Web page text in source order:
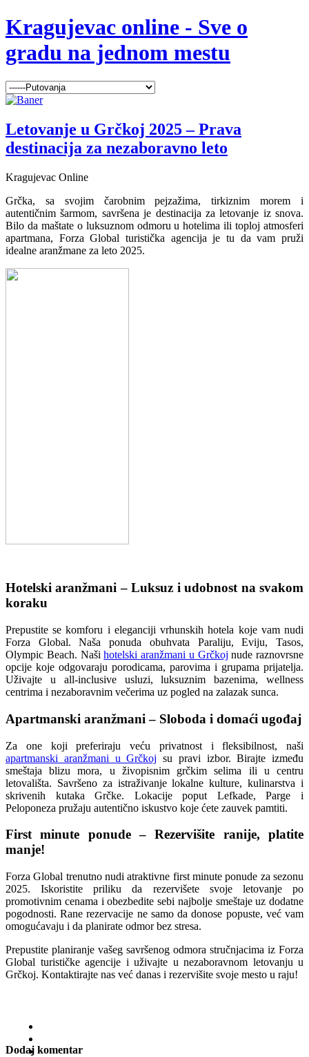
Kragujevac online - Sve o
gradu na jednom mestu
Letovanje u Grčkoj 2025 – Prava
destinacija za nezaboravno leto
Kragujevac Online
Grčka, sa svojim čarobnim pejzažima, tirkiznim morem i
autentičnim šarmom, savršena je destinacija za letovanje iz snova.
Bilo da maštate o luksuznom odmoru u hotelima ili toploj atmosferi
apartmana, Forza Global turistička agencija je tu da vam pruži
idealne aranžmane za leto 2025.
Hotelski aranžmani – Luksuz i udobnost na svakom
koraku
Prepustite se komforu i eleganciji vrhunskih hotela koje vam nudi
Forza Global. Naša ponuda obuhvata Paraliju, Eviju, Tasos,
Olympic Beach. Našihotelski aranžmani u Grčkoj nude raznovrsne
opcije koje odgovaraju porodicama, parovima i grupama prijatelja.
Uživajte u all-inclusive usluzi, luksuznim bazenima, wellness
centrima i nezaboravnim večerima uz pogled na zalazak sunca.
Apartmanski aranžmani – Sloboda i domaći ugođaj
Za one koji preferiraju veću privatnost i fleksibilnost, naši
apartmanski aranžmani u Grčkoj su pravi izbor. Birajte između
smeštaja blizu mora, u živopisnim grčkim selima ili u centru
letovališta. Savršeno za istraživanje lokalne kulture, kulinarstva i
skrivenih kutaka Grčke. Lokacije poput Lefkade, Parge i
Peloponeza pružaju autentično iskustvo koje ćete zauvek pamtiti.
First minute ponude – Rezervišite ranije, platite
manje!
Forza Global trenutno nudi atraktivne first minute ponude za sezonu
2025. Iskoristite priliku da rezervišete svoje letovanje po
promotivnim cenama i obezbedite sebi najbolje smeštaje uz dodatne
pogodnosti. Rane rezervacije ne samo da donose popuste, već vam
omogućavaju i da planirate odmor bez stresa.
Prepustite planiranje vašeg savršenog odmora stručnjacima iz Forza
Global turističke agencije i uživajte u nezaboravnom letovanju u
Grčkoj. Kontaktirajte nas već danas i rezervišite svoje mesto u raju!
Dodaj komentar